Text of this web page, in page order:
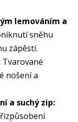
lemováním a
sněhu
zápěstí.
Tvarované
nošení a
a suchý zip: